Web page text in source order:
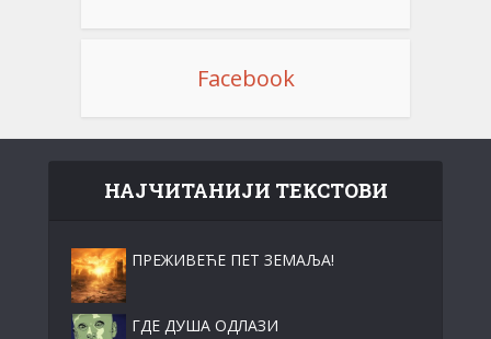
Facebook
НАЈЧИТАНИЈИ ТЕКСТОВИ
ПРЕЖИВЕЋЕ ПЕТ ЗЕМАЉА!
ГДЕ ДУША ОДЛАЗИ